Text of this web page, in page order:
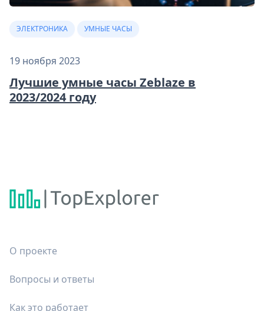
ЭЛЕКТРОНИКА УМНЫЕ ЧАСЫ
19 ноября 2023
Лучшие умные часы Zeblaze в
2023/2024 году
О проекте
Вопросы и ответы
Как это работает